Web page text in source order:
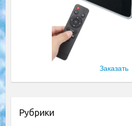
Заказать
Рубрики